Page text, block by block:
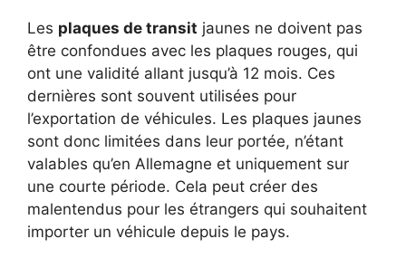
Les plaques de transit jaunes ne doivent pas
être confondues avec les plaques rouges, qui
ont une validité allant jusqu’à 12 mois. Ces
dernières sont souvent utilisées pour
l’exportation de véhicules. Les plaques jaunes
sont donc limitées dans leur portée, n’étant
valables qu’en Allemagne et uniquement sur
une courte période. Cela peut créer des
malentendus pour les étrangers qui souhaitent
importer un véhicule depuis le pays.